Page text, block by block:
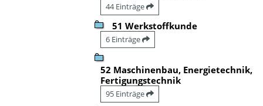
44 Einträge
51 Werkstoffkunde
6 Einträge
52 Maschinenbau, Energietechnik,
Fertigungstechnik
95 Einträge